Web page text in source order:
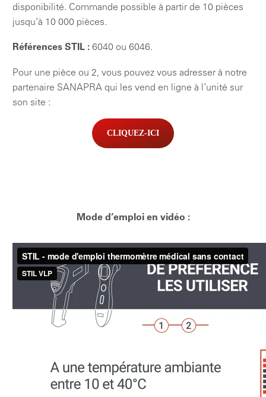
disponibilité. Commande possible à partir de 10 pièces
jusqu’à 10 000 pièces.
Références STIL : 6040 ou 6046.
Pour une pièce ou 2, vous pouvez vous adresser à notre
partenaire SANAPRA qui les vend en ligne à l’unité sur
son site :
CLIQUEZ-ICI
Mode d’emploi en vidéo :